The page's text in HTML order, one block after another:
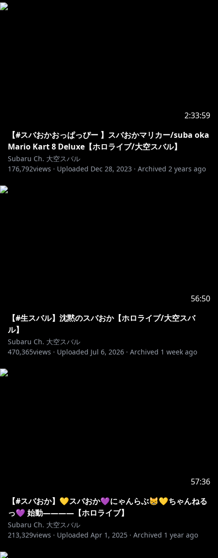
friend！
→https://hololive-
friends.hololivepro.com/item/item19/
+‥‥‥‥‥‥‥‥‥‥‥‥‥‥‥‥‥‥‥‥‥‥‥‥‥‥‥‥‥‥‥‥‥‥+
🐣メンバーシップ/Membership🐣
→https://www.youtube.com/channel/UCvzGlP9oQw
※ホロライブプロダクションから未成年の視聴者の方々
へのお願い
[カバー 未成年者の方々へ]で検索してお読みいただく
2:33:59
【#スバおかおっぱっぴー 】スバおかマリカー/suba oka
Mario Kart 8 Deluxe【ホロライブ/大空スバル】
Subaru Ch. 大空スバル
176,792views · Uploaded Dec 28, 2023 · Archived 2 years ago
56:50
【#生スバル】沈黙のスバおか【ホロライブ/大空スバ
ル】
Subaru Ch. 大空スバル
470,365views · Uploaded Jul 6, 2026 · Archived 1 week ago
57:36
【#スバおか】💛スバおか💜にゃんらぶ😸💛ちゃんねる
っ💜 始動――――【ホロライブ】
Subaru Ch. 大空スバル
213,329views · Uploaded Apr 1, 2025 · Archived 1 year ago